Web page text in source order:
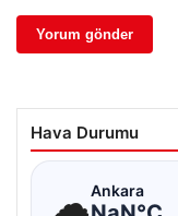
Hava Durumu
☁Ankara